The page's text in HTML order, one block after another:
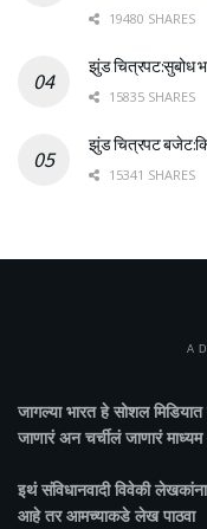
19480 SHARES
झुंड चित्रपट:सुबोध
15835 SHARES
झुंड चित्रपट
15341 SHARES
जागल्या भारतहे सोशल
जाणारं अन चर्चीलं जाणारं
इथं संविधानवादी विवेकी
आहे तर आमच्याकडे लेख पाठवा